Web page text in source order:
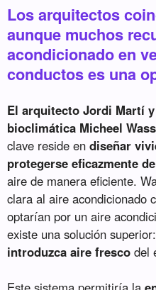
Los arquitectos
aunque muchos
acondicionado en
conductos es una
El arquitecto Jordi Martí
bioclimática Micheel
clave reside endiseñar
protegerse eficazmente
aire de manera eficiente.
clara al aire acondicionado
optarían por un aire
existe una solución superior:
introduzca aire fresco del